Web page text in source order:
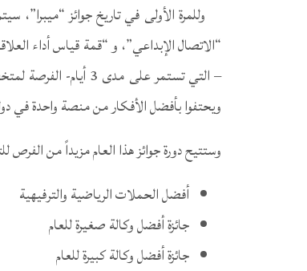
وللمرة الأولى في تاريخ جوائز “ميبرا”،
“الاتصال الإبداعي”، و “قمة قياس أداء
– التي تستمر على
ويحتفوا بأفضل الأفكار من منصة واحدة في
وستتيح دورة جوائز هذا العام مزيداً من الفرص للتكريم قياساً
أفضل الحملات الرياضية والترفيهية
جائزة أفضل وكالة صغيرة للعام
جائزة أفضل وكالة كبيرة للعام